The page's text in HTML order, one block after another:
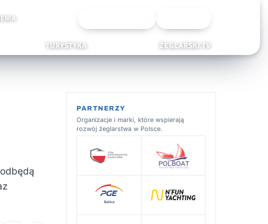
TURYSTYKA ŻEGLARSKI.TV
PARTNERZY
Organizacje i marki, które wspierają
rozwój żeglarstwa w Polsce.